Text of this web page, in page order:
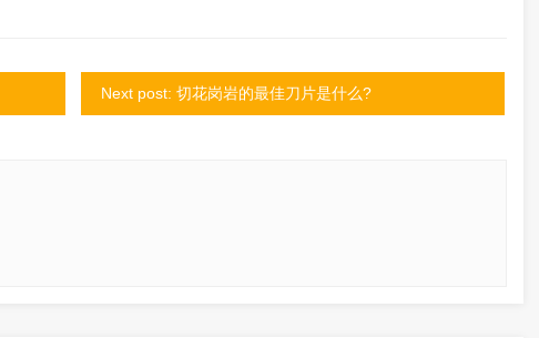
Next post: 切花岗岩的最佳刀片是什么?